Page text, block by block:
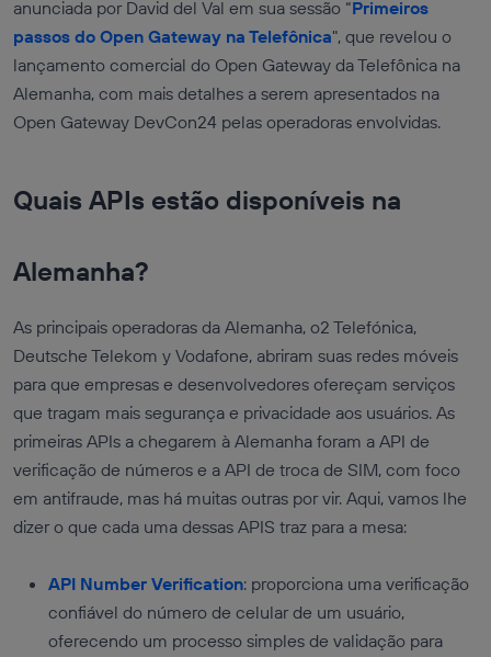
anunciada por David del Val em sua sessão “Primeiros
passos do Open Gateway na Telefônica", que revelou o
lançamento comercial do Open Gateway da Telefônica na
Alemanha, com mais detalhes a serem apresentados na
Open Gateway DevCon24 pelas operadoras envolvidas.
Quais APIs estão disponíveis na
Alemanha?
As principais operadoras da Alemanha, o2 Telefónica,
Deutsche Telekom y Vodafone, abriram suas redes móveis
para que empresas e desenvolvedores ofereçam serviços
que tragam mais segurança e privacidade aos usuários. As
primeiras APIs a chegarem à Alemanha foram a API de
verificação de números e a API de troca de SIM, com foco
em antifraude, mas há muitas outras por vir. Aqui, vamos lhe
dizer o que cada uma dessas APIS traz para a mesa:
API Number Verification: proporciona uma verificação
confiável do número de celular de um usuário,
oferecendo um processo simples de validação para